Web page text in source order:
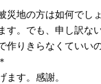
災地の方は如何で
。でも、申し訳な
作りきらなくてい
す。感謝。